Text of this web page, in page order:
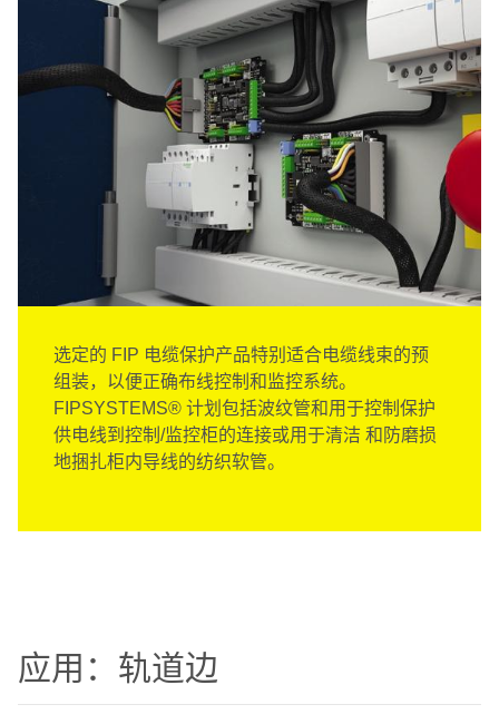
选定的 FIP 电缆保护产品特别适合电缆线束的预
组装，以便正确布线控制和监控系统。
FIPSYSTEMS® 计划包括波纹管和用于控制保护
供电线到控制/监控柜的连接或用于清洁 和防磨损
地捆扎柜内导线的纺织软管。
应用：轨道边